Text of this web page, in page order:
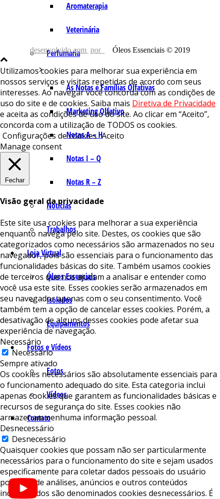
Aromaterapia
Veterinária
Perfumaria
As Notas e Famílias Olfativas
Marketing Olfativo
Notas A – H
Notas I – Q
Notas R – Z
Notícias
Trabalhos
Loja Virtual
Óleos Essenciais
Isolados
Equipamentos
Fotos e Vídeos
Fotos
Vídeos
Contato
desenvolvido com por Óleos Essenciais © 2019
Utilizamos cookies para melhorar sua experiência em
nossos serviços e visitas repetidas de acordo com seus
interesses. Ao navegar você concorda com as condições de
uso do site e de cookies. Saiba mais Diretiva de Privacidade
e aceita as condições de uso do site. Ao clicar em “Aceito”,
concorda com a utilização de TODOS os cookies.
Configurações de cookies Aceito
Manage consent
Fechar
Visão geral da privacidade
Este site usa cookies para melhorar a sua experiência
enquanto navega pelo site. Destes, os cookies que são
categorizados como necessários são armazenados no seu
navegador, pois são essenciais para o funcionamento das
funcionalidades básicas do site. Também usamos cookies
de terceiros que nos ajudam a analisar e entender como
você usa este site. Esses cookies serão armazenados em
seu navegador apenas com o seu consentimento. Você
também tem a opção de cancelar esses cookies. Porém, a
desativação de alguns desses cookies pode afetar sua
experiência de navegação.
Necessário
Necessário
Sempre ativado
Os cookies necessários são absolutamente essenciais para
o funcionamento adequado do site. Esta categoria inclui
apenas cookies que garantem as funcionalidades básicas e
recursos de segurança do site. Esses cookies não
armazenam nenhuma informação pessoal.
Desnecessário
Desnecessário
Quaisquer cookies que possam não ser particularmente
necessários para o funcionamento do site e sejam usados ​​
especificamente para coletar dados pessoais do usuário
por meio de análises, anúncios e outros conteúdos
incorporados são denominados cookies desnecessários. É